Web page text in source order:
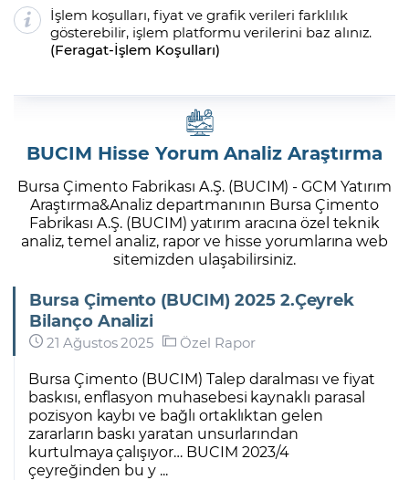
İşlem koşulları, fiyat ve grafik verileri farklılık
gösterebilir, işlem platformu verilerini baz alınız.
(Feragat-İşlem Koşulları)
BUCIM Hisse Yorum Analiz Araştırma
Bursa Çimento Fabrikası A.Ş. (BUCIM) - GCM Yatırım
Araştırma&Analiz departmanının Bursa Çimento
Fabrikası A.Ş. (BUCIM) yatırım aracına özel teknik
analiz, temel analiz, rapor ve hisse yorumlarına web
sitemizden ulaşabilirsiniz.
Bursa Çimento (BUCIM) 2025 2.Çeyrek
Bilanço Analizi
21 Ağustos 2025 Özel Rapor
Bursa Çimento (BUCIM) Talep daralması ve fiyat
baskısı, enflasyon muhasebesi kaynaklı parasal
pozisyon kaybı ve bağlı ortaklıktan gelen
zararların baskı yaratan unsurlarından
kurtulmaya çalışıyor… BUCIM 2023/4
çeyreğinden bu y ...